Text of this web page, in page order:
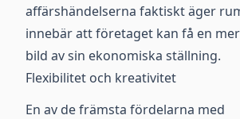
affärshändelserna faktiskt äger
innebär att företaget kan få en
bild av sin ekonomiska ställning.
Flexibilitet och kreativitet
En av de främsta fördelarna med